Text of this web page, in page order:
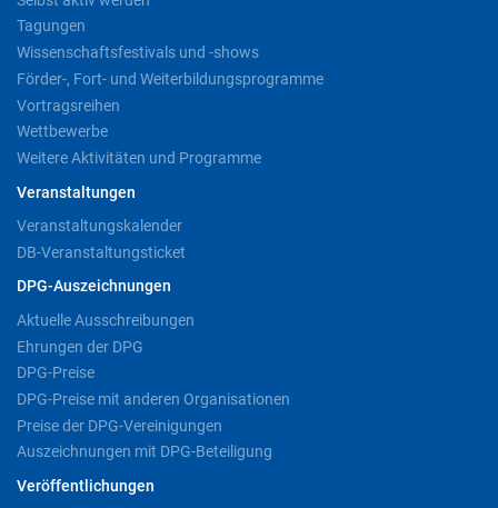
Tagungen
Wissenschaftsfestivals und -shows
Förder-, Fort- und Weiterbildungsprogramme
Vortragsreihen
Wettbewerbe
Weitere Aktivitäten und Programme
Veranstaltungen
Veranstaltungskalender
DB-Veranstaltungsticket
DPG-Auszeichnungen
Aktuelle Ausschreibungen
Ehrungen der DPG
DPG-Preise
DPG-Preise mit anderen Organisationen
Preise der DPG-Vereinigungen
Auszeichnungen mit DPG-Beteiligung
Veröffentlichungen